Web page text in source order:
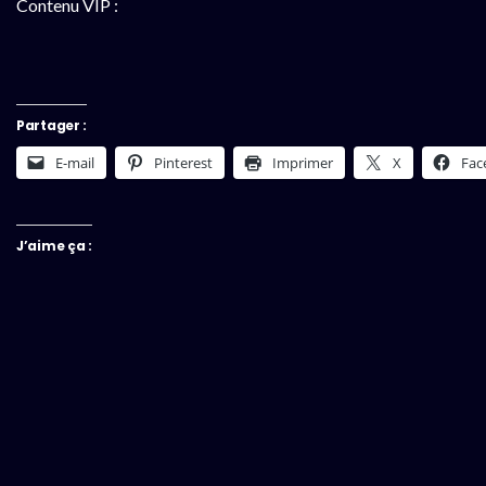
Contenu VIP :
Partager :
E-mail Pinterest Imprimer X
J’aime ça :